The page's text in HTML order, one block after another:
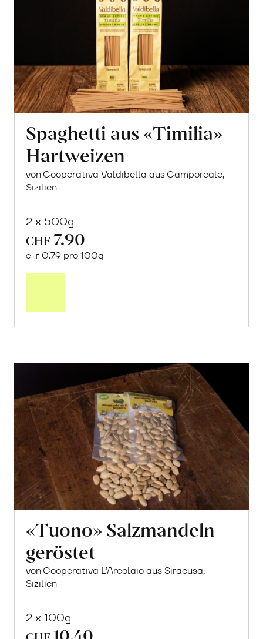
Spaghetti aus «Timilia»
Hartweizen
von Cooperativa Valdibella aus Camporeale,
Sizilien
2 x 500g
CHF 7.90
CHF 0.79 pro 100g
«Tuono» Salzmandeln
geröstet
von Cooperativa L’Arcolaio aus Siracusa,
Sizilien
2 x 100g
10.40